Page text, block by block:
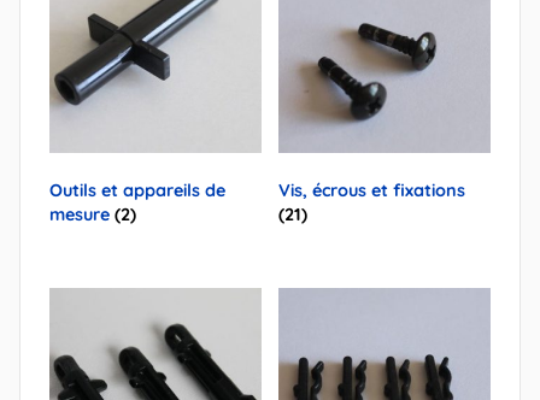
Outils et appareils de
mesure (2)
Vis, écrous et fixations
(21)